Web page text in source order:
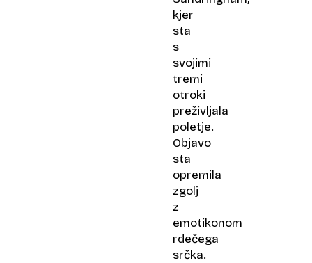
kjer
sta
s
svojimi
tremi
otroki
preživljala
poletje.
Objavo
sta
opremila
zgolj
z
emotikonom
rdečega
srčka.